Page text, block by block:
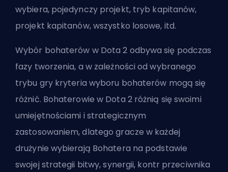
wybiera, pojedynczy projekt, tryb kapitanów,
projekt kapitanów, wszystko losowe, itd.
Wybór bohaterów w Dota 2 odbywa się podczas
fazy tworzenia, a w zależności od wybranego
trybu gry kryteria wyboru bohaterów mogą się
różnić. Bohaterowie w Dota 2 różnią się swoimi
umiejętnościami i strategicznym
zastosowaniem, dlatego gracze w każdej
drużynie wybierają Bohatera na podstawie
swojej strategii bitwy, synergii, kontr przeciwnika